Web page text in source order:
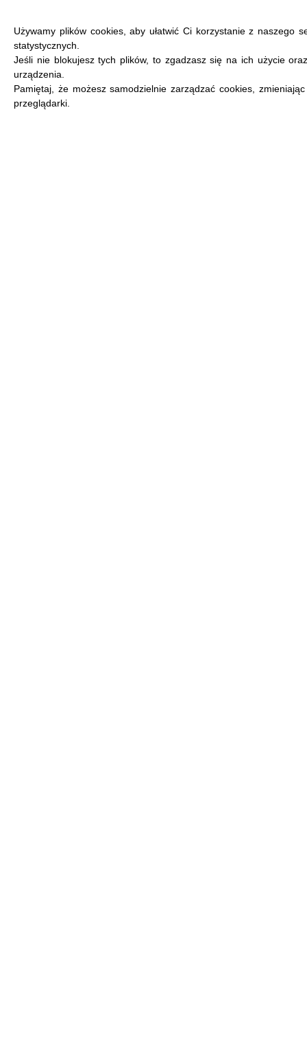
Używamy plików cookies, aby ułatwić Ci korzystanie z naszego
statystycznych.
Jeśli nie blokujesz tych plików, to zgadzasz się na ich użycie
urządzenia.
Pamiętaj, że możesz samodzielnie zarządzać cookies,
przeglądarki.
MENU